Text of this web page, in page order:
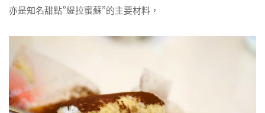
亦是知名甜點”緹拉蜜蘇”的主要材料，